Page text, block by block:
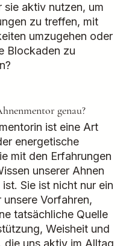
sie aktiv nutzen, um
zu treffen, mit
umzugehen oder
Blockaden zu
genau?
ist eine Art
energetische
mit den Erfahrungen
unserer Ahnen
Sie ist nicht nur ein
Vorfahren,
tatsächliche Quelle
Weisheit und